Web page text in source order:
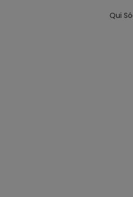
Qui